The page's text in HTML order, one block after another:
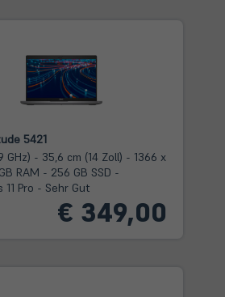
5421
GHz) - 35,6 cm (14 Zoll) - 1366 x
RAM - 256 GB SSD -
11 Pro - Sehr Gut
€ 349,00